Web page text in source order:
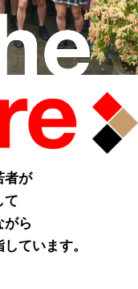
介
者が
て
がら
ています。